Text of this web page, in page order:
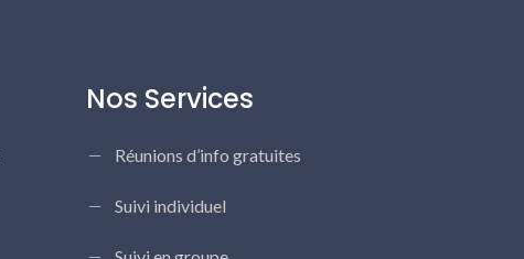
Nos Services
Réunions d’info gratuites
Suivi individuel